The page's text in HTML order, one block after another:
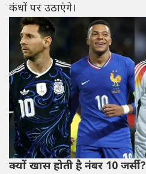
कंधों पर उठाएंगे।
क्यों खास होती है नंबर 10 जर्सी?